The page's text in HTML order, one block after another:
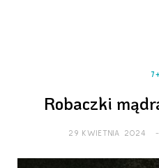
Robaczki
29 KWIETNIA 2024